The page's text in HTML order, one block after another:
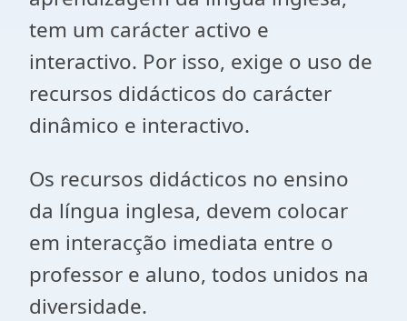
tem um carácter activo e
interactivo. Por isso, exige o uso de
recursos didácticos do carácter
dinâmico e interactivo.
Os recursos didácticos no ensino
da língua inglesa, devem colocar
em interacção imediata entre o
professor e aluno, todos unidos na
diversidade.